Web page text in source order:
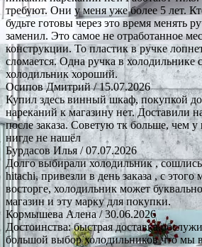
требуют. Они у меня уже более 5 лет.
будьте готовы через это время менять
заменил. Это самое не отработанное
конструкции. То пластик в ручке
сломается. Одна ручка в холодильнике
холодильник хороший.
Осипов Дмитрий/ 15.07.2026
Купил здесь винный шкаф, покупкой
нареканий к магазину нет. Доставили
после заказа. Советую тк больше, чем
нигде не нашёл
Бурдасов Илья/ 07.07.2026
Долго выбирали холодильник ,
hitachi, привезли в день заказа , с
восторге, холодильник может
магазин и эту марку для покупки.
Кормышева Алена/ 30.06.2026
Достоинства: быстрая
большой выбор холодильников что мы